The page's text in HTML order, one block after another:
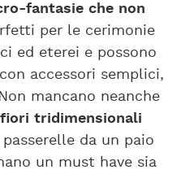
fantasie che non
per le cerimonie
ed eterei e possono
accessori semplici,
mancano neanche
tridimensionali
da un paio
un must have sia